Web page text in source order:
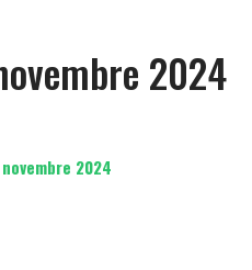
2024
novembre 2024